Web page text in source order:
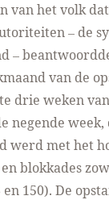
van het volk
– de
–
van de
drie weken
negende
werd met het
blokkades
en 150). De